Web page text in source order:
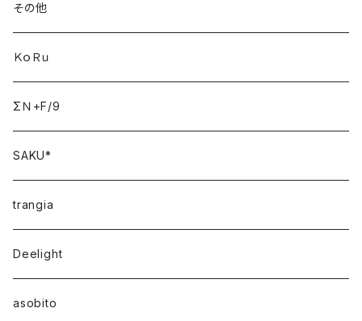
その他
ＫｏＲｕ
ΣＮ+F/9
SAKU*
trangia
Deelight
asobito